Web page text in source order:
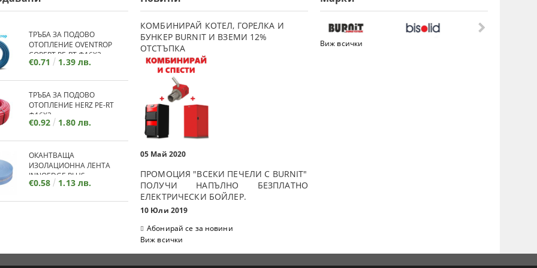
ТРЪБА ЗА ПОДОВО
ОТОПЛЕНИЕ OVENTROP
COPERT PE-RT Ф16Х2
€0.71 1.39 лв.
ТРЪБА ЗА ПОДОВО
ОТОПЛЕНИЕ HERZ PE-RT
Ф16Х2
€0.92 1.80 лв.
ОКАНТВАЩА
ИЗОЛАЦИОННА ЛЕНТА
INNOEDGE PLUS
€0.58 1.13 лв.
КОМБИНИРАЙ КОТЕЛ, ГОРЕЛКА И
БУНКЕР BURNIT И ВЗЕМИ 12%
ОТСТЪПКА
05 Май 2020
ПРОМОЦИЯ "ВСЕКИ ПЕЧЕЛИ С BURNIT"
ПОЛУЧИ НАПЪЛНО БЕЗПЛАТНО
ЕЛЕКТРИЧЕСКИ БОЙЛЕР.
10 Юли 2019
Абонирай се за новини
Виж всички
Виж всички